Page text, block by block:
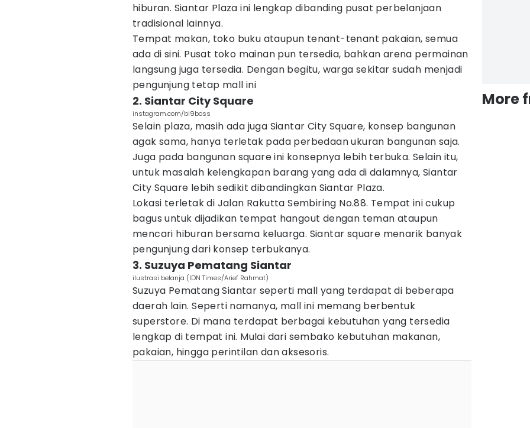
hiburan. Siantar Plaza ini lengkap dibanding pusat perbelanjaan
tradisional lainnya.
Tempat makan, toko buku ataupun tenant-tenant pakaian, semua
ada di sini. Pusat toko mainan pun tersedia, bahkan arena permainan
langsung juga tersedia. Dengan begitu, warga sekitar sudah menjadi
pengunjung tetap mall ini
2. Siantar City Square
instagram.com/bi9boss
Selain plaza, masih ada juga Siantar City Square, konsep bangunan
agak sama, hanya terletak pada perbedaan ukuran bangunan saja.
Juga pada bangunan square ini konsepnya lebih terbuka. Selain itu,
untuk masalah kelengkapan barang yang ada di dalamnya, Siantar
City Square lebih sedikit dibandingkan Siantar Plaza.
Lokasi terletak di Jalan Rakutta Sembiring No.88. Tempat ini cukup
bagus untuk dijadikan tempat hangout dengan teman ataupun
mencari hiburan bersama keluarga. Siantar square menarik banyak
pengunjung dari konsep terbukanya.
3. Suzuya Pematang Siantar
ilustrasi belanja (IDN Times/Arief Rahmat)
Suzuya Pematang Siantar seperti mall yang terdapat di beberapa
daerah lain. Seperti namanya, mall ini memang berbentuk
superstore. Di mana terdapat berbagai kebutuhan yang tersedia
lengkap di tempat ini. Mulai dari sembako kebutuhan makanan,
pakaian, hingga perintilan dan aksesoris.
More